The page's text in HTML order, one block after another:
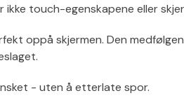
touch-egenskapene eller
oppå skjermen. Den
- uten å etterlate spor.